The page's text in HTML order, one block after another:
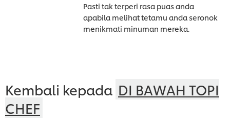
Pasti tak terperi rasa puas anda
apabila melihat tetamu anda seronok
menikmati minuman mereka.
Kembali kepada DI BAWAH TOPI
CHEF